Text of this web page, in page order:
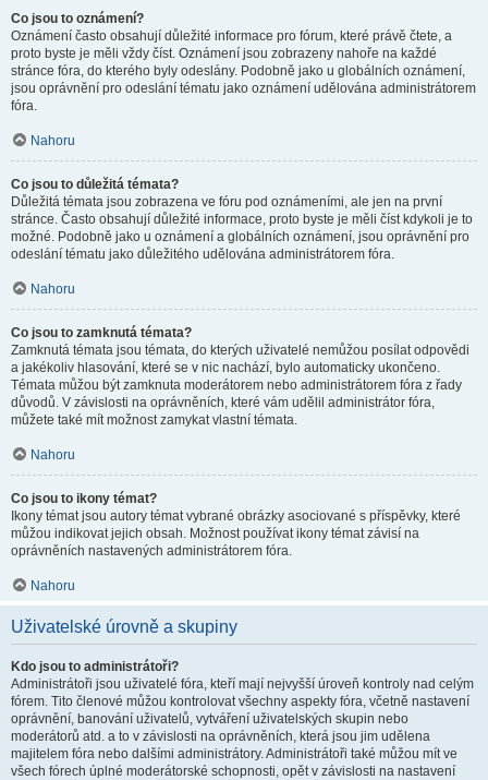
Co jsou to oznámení?
Oznámení často obsahují důležité informace pro fórum, které právě čtete, a
proto byste je měli vždy číst. Oznámení jsou zobrazeny nahoře na každé
stránce fóra, do kterého byly odeslány. Podobně jako u globálních oznámení,
jsou oprávnění pro odeslání tématu jako oznámení udělována administrátorem
fóra.
Nahoru
Co jsou to důležitá témata?
Důležitá témata jsou zobrazena ve fóru pod oznámeními, ale jen na první
stránce. Často obsahují důležité informace, proto byste je měli číst kdykoli je to
možné. Podobně jako u oznámení a globálních oznámení, jsou oprávnění pro
odeslání tématu jako důležitého udělována administrátorem fóra.
Nahoru
Co jsou to zamknutá témata?
Zamknutá témata jsou témata, do kterých uživatelé nemůžou posílat odpovědi
a jakékoliv hlasování, které se v nic nachází, bylo automaticky ukončeno.
Témata můžou být zamknuta moderátorem nebo administrátorem fóra z řady
důvodů. V závislosti na oprávněních, které vám udělil administrátor fóra,
můžete také mít možnost zamykat vlastní témata.
Nahoru
Co jsou to ikony témat?
Ikony témat jsou autory témat vybrané obrázky asociované s příspěvky, které
můžou indikovat jejich obsah. Možnost používat ikony témat závisí na
oprávněních nastavených administrátorem fóra.
Nahoru
Uživatelské úrovně a skupiny
Kdo jsou to administrátoři?
Administrátoři jsou uživatelé fóra, kteří mají nejvyšší úroveň kontroly nad celým
fórem. Tito členové můžou kontrolovat všechny aspekty fóra, včetně nastavení
oprávnění, banování uživatelů, vytváření uživatelských skupin nebo
moderátorů atd. a to v závislosti na oprávněních, která jsou jim udělena
majitelem fóra nebo dalšími administrátory. Administrátoři také můžou mít ve
všech fórech úplné moderátorské schopnosti, opět v závislosti na nastavení